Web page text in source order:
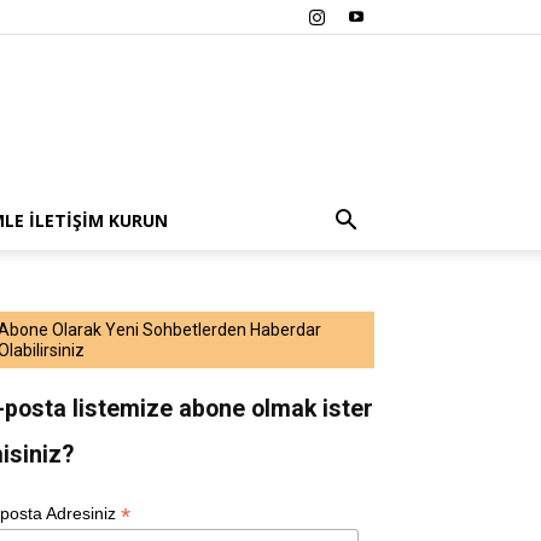
İLETIŞIM KURUN
Olarak Yeni Sohbetlerden Haberdar
posta listemize abone olmak ister
Adresiniz *